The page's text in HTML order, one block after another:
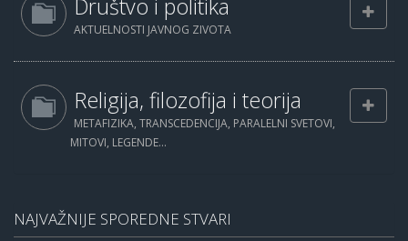
Društvo i politika
AKTUELNOSTI JAVNOG ZIVOTA
Religija, filozofija i teorija
METAFIZIKA, TRANSCEDENCIJA, PARALELNI SVETOVI,
MITOVI, LEGENDE...
NAJVAŽNIJE SPOREDNE STVARI